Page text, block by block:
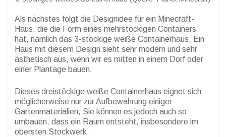
Als nächstes folgt die Designidee für ein Minecraft-
Haus, die die Form eines mehrstöckigen Containers
hat, nämlich das 3-stöckige weiße Containerhaus. Ein
Haus mit diesem Design sieht sehr modern und sehr
ästhetisch aus, wenn wir es mitten in einem Dorf oder
einer Plantage bauen.
Dieses dreistöckige weiße Containerhaus eignet sich
möglicherweise nur zur Aufbewahrung einiger
Gartenmaterialien, Sie können es jedoch auch so
umbauen, dass ein Raum entsteht, insbesondere im
obersten Stockwerk.